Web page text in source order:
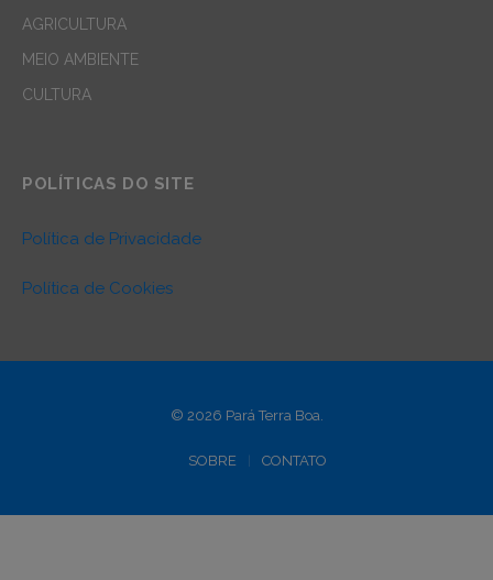
AGRICULTURA
MEIO AMBIENTE
CULTURA
POLÍTICAS DO SITE
Política de Privacidade
Política de Cookies
© 2026 Pará Terra Boa.
SOBRE CONTATO